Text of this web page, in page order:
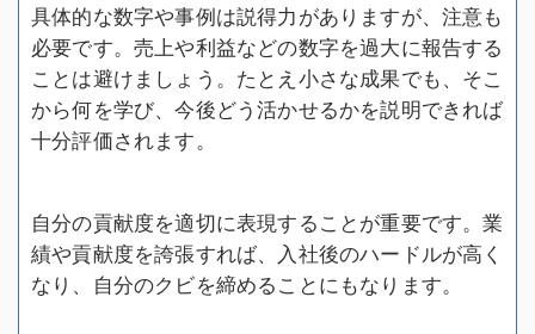
具体的な数字や事例は説得力がありますが、注意も
必要です。売上や利益などの数字を過大に報告する
ことは避けましょう。たとえ小さな成果でも、そこ
から何を学び、今後どう活かせるかを説明できれば
十分評価されます。
自分の貢献度を適切に表現することが重要です。業
績や貢献度を誇張すれば、入社後のハードルが高く
なり、自分のクビを締めることにもなります。